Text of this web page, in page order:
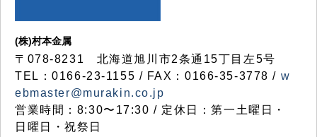
(株)村本金属
〒078-8231 北海道旭川市2条通15丁目左5号
TEL：0166-23-1155 / FAX：0166-35-3778 / w
ebmaster@murakin.co.jp
営業時間：8:30〜17:30 / 定休日：第一土曜日・
日曜日・祝祭日